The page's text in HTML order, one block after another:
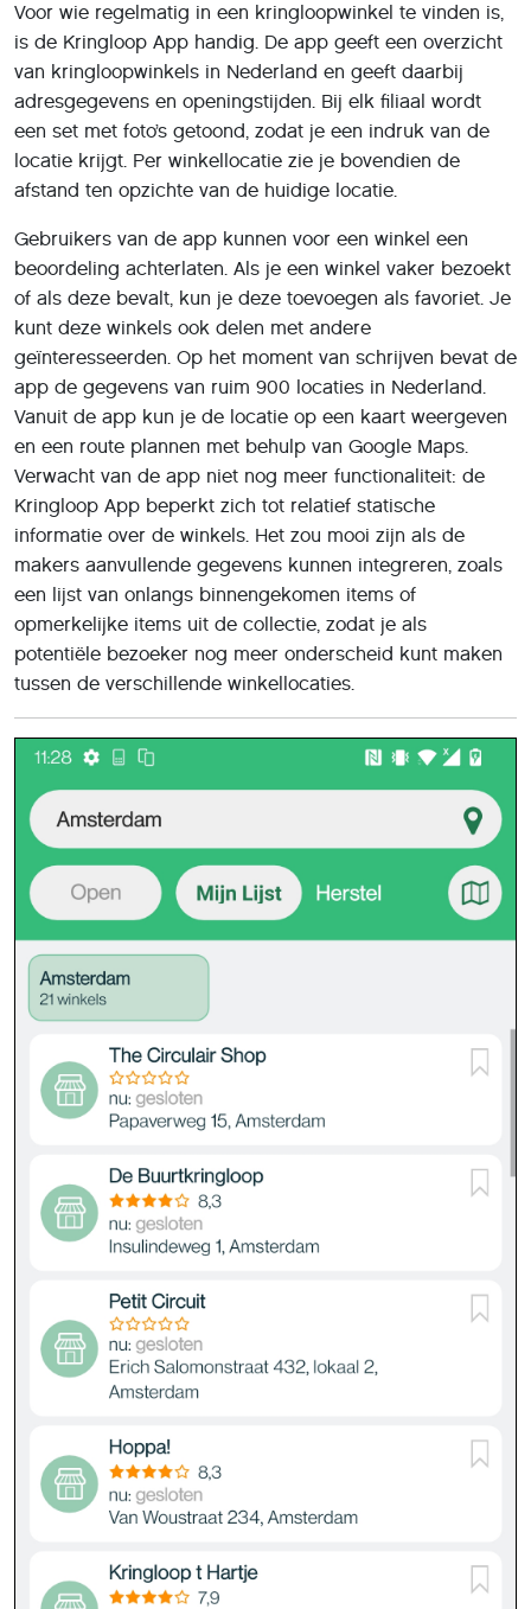
Voor wie regelmatig in een kringloopwinkel te vinden is,
is de Kringloop App handig. De app geeft een overzicht
van kringloopwinkels in Nederland en geeft daarbij
adresgegevens en openingstijden. Bij elk filiaal wordt
een set met foto’s getoond, zodat je een indruk van de
locatie krijgt. Per winkellocatie zie je bovendien de
afstand ten opzichte van de huidige locatie.
Gebruikers van de app kunnen voor een winkel een
beoordeling achterlaten. Als je een winkel vaker bezoekt
of als deze bevalt, kun je deze toevoegen als favoriet. Je
kunt deze winkels ook delen met andere
geïnteresseerden. Op het moment van schrijven bevat de
app de gegevens van ruim 900 locaties in Nederland.
Vanuit de app kun je de locatie op een kaart weergeven
en een route plannen met behulp van Google Maps.
Verwacht van de app niet nog meer functionaliteit: de
Kringloop App beperkt zich tot relatief statische
informatie over de winkels. Het zou mooi zijn als de
makers aanvullende gegevens kunnen integreren, zoals
een lijst van onlangs binnengekomen items of
opmerkelijke items uit de collectie, zodat je als
potentiële bezoeker nog meer onderscheid kunt maken
tussen de verschillende winkellocaties.